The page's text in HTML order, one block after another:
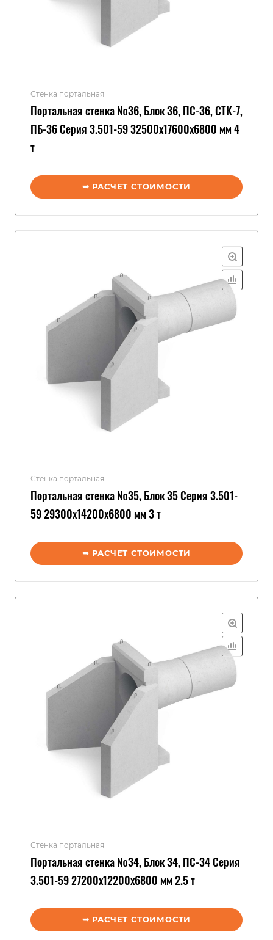
Стенка портальная
Портальная стенка №36, Блок 36, ПС-36, СТК-7,
ПБ-36 Серия 3.501-59 32500x17600x6800 мм 4
т
➥ РАСЧЕТ СТОИМОСТИ
Стенка портальная
Портальная стенка №35, Блок 35 Серия 3.501-
59 29300x14200x6800 мм 3 т
➥ РАСЧЕТ СТОИМОСТИ
Стенка портальная
Портальная стенка №34, Блок 34, ПС-34 Серия
3.501-59 27200x12200x6800 мм 2.5 т
➥ РАСЧЕТ СТОИМОСТИ